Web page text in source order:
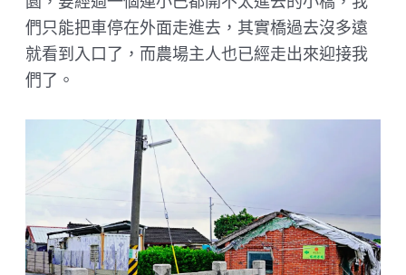
們只能把車停在外面走進去，其實橋過去沒多遠
就看到入口了，而農場主人也已經走出來迎接我
們了。